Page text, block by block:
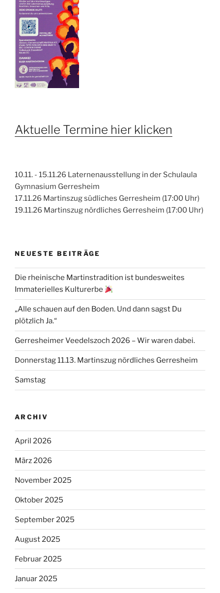
Aktuelle Termine hier klicken
10.11. - 15.11.26 Laternenausstellung in der Schulaula
Gymnasium Gerresheim
17.11.26 Martinszug südliches Gerresheim (17:00 Uhr)
19.11.26 Martinszug nördliches Gerresheim (17:00 Uhr)
NEUESTE BEITRÄGE
Die rheinische Martinstradition ist bundesweites
Immaterielles Kulturerbe
„Alle schauen auf den Boden. Und dann sagst Du
plötzlich Ja.“
Gerresheimer Veedelszoch 2026 – Wir waren dabei.
Donnerstag 11.13. Martinszug nördliches Gerresheim
Samstag
ARCHIV
April 2026
März 2026
November 2025
Oktober 2025
September 2025
August 2025
Februar 2025
Januar 2025